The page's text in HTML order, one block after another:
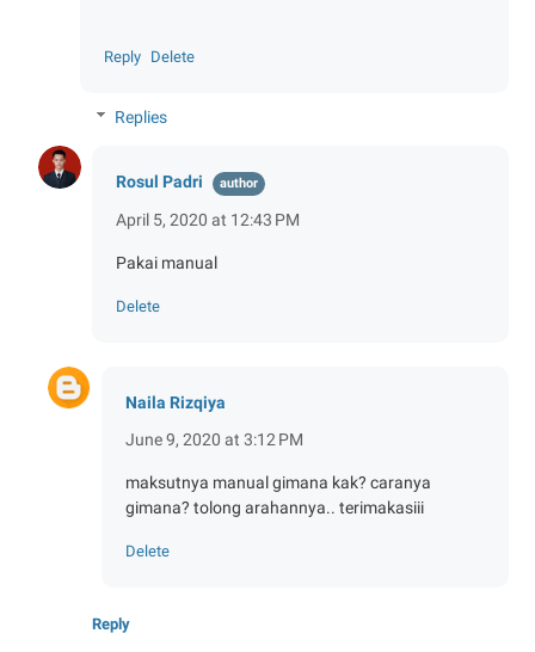
Reply Delete
Replies
Rosul Padri
April 5, 2020 at 12:43 PM
Pakai manual
Delete
Naila Rizqiya
June 9, 2020 at 3:12 PM
maksutnya manual gimana kak? caranya
gimana? tolong arahannya.. terimakasiii
Delete
Reply